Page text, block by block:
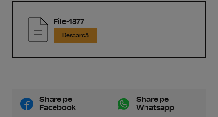
File-1877
Descarcă
Share pe
Facebook
Share pe
Whatsapp